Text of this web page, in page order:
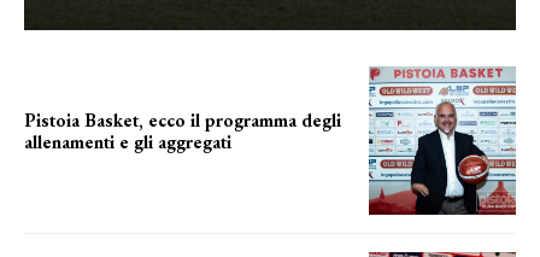
Pistoia Basket, ecco il programma degli
allenamenti e gli aggregati